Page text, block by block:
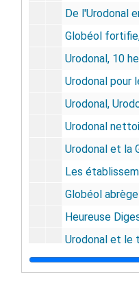
De l'Urodonal en vous
Globéol
Urodonal, 10 heures du soir: c'est
Urodonal pour le
Urodonal, Urodonal nettoie le rein, lave le foie et les articulations, il assouplit les artères et évite
Urodonal nettoie le rein et lave tout l'organisme. Pagéol, energique antiseptique urinaire.
Urodonal et la Goutte.
Les établissements Chatelain, 2 et 2bis, rue de Valenciennes, Paris, spécialités recommandées en vente dans toute les Pharmaciens du Monde entier: Jubol, seule médication rationnelle de l'intestin. Vamianine,
Globéol abrège la
Heureuse
Urodonal et le tabac. Globéol donne de la force. Pagéol,
Urodonal évite